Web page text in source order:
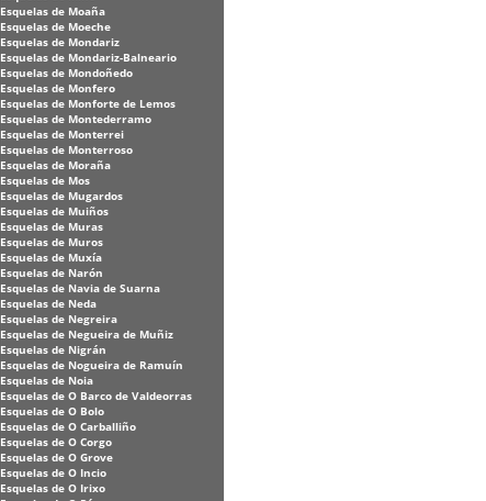
Esquelas de Moaña
Esquelas de Moeche
Esquelas de Mondariz
Esquelas de Mondariz-Balneario
Esquelas de Mondoñedo
Esquelas de Monfero
Esquelas de Monforte de Lemos
Esquelas de Montederramo
Esquelas de Monterrei
Esquelas de Monterroso
Esquelas de Moraña
Esquelas de Mos
Esquelas de Mugardos
Esquelas de Muiños
Esquelas de Muras
Esquelas de Muros
Esquelas de Muxía
Esquelas de Narón
Esquelas de Navia de Suarna
Esquelas de Neda
Esquelas de Negreira
Esquelas de Negueira de Muñiz
Esquelas de Nigrán
Esquelas de Nogueira de Ramuín
Esquelas de Noia
Esquelas de O Barco de Valdeorras
Esquelas de O Bolo
Esquelas de O Carballiño
Esquelas de O Corgo
Esquelas de O Grove
Esquelas de O Incio
Esquelas de O Irixo